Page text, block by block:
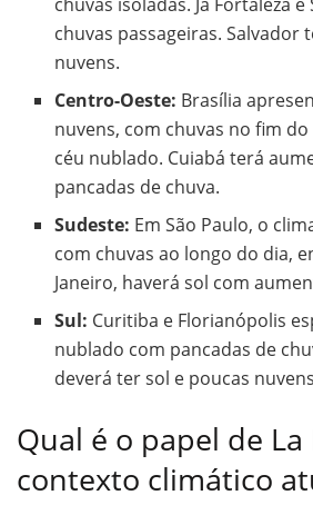
chuvas passageiras. Salvador
nuvens.
Centro-Oeste: Brasília
nuvens, com chuvas no fim
céu nublado. Cuiabá terá
pancadas de chuva.
Sudeste: Em São Paulo, o
com chuvas ao longo do dia,
Janeiro, haverá sol com
Sul: Curitiba e Florianópolis
nublado com pancadas de
deverá ter sol e poucas
Qual é o papel de
contexto climático